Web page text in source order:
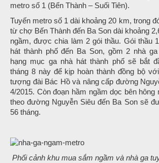
metro số 1 (Bến Thành – Suối Tiên).
Tuyến metro số 1 dài khoảng 20 km, trong
từ chợ Bến Thành đến Ba Son dài khoảng
ngầm, được chia làm 2 gói thầu. Gói thầu
hát thành phố đến Ba Son, gồm 2 nhà
hạng mục ga nhà hát thành phố sẽ bắt
tháng 8 này để kịp hoàn thành đồng bộ
tượng đài Bác Hồ và nâng cấp đường
4/2015. Còn đoạn hầm ngầm dọc bên hông
theo đường Nguyễn Siêu đến Ba Son sẽ
56 tháng.
Phối cảnh khu mua sắm ngầm và nhà ga